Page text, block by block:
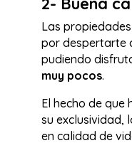
Las
por despertarte
pudiendo
muy pocos.
El hecho de
su exclusividad,
en calidad de